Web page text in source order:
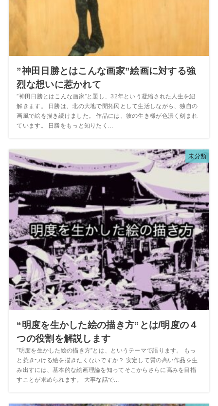
”神田日勝とはこんな画家”絵画に対する強
烈な想いに惹かれて
”神田日勝とはこんな画家”と題し、32年という凝縮された人生を紐
解きます。 日勝は、北の大地で開拓民として生活しながら、独自の
画風で絵を描き続けました。 作品には、彼の生き様が色濃く刻まれ
ています。 日勝をもっと知りたく...
未分類
“明度を生かした絵の描き方”とは/明度の４
つの役割を解説します
”明度を生かした絵の描き方”とは、というテーマで語ります。 もっ
と惹きつける絵を描きたくないですか？ 安定して質の高い作品を生
み出すには、基本的な絵画理論を知ってそこからさらに高みを目指
すことが求められます。 大事な話で...